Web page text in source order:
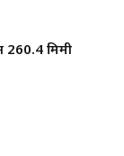
260.4 मिमी